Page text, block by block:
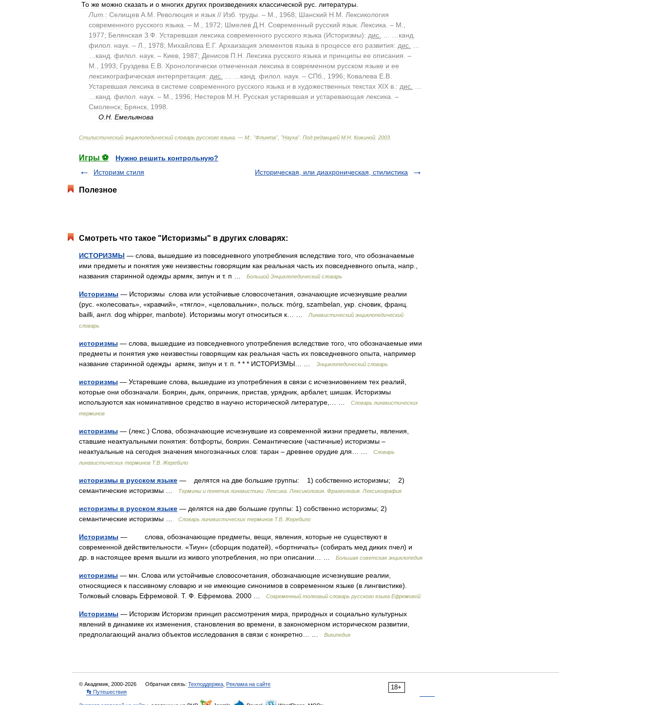
То же можно сказать и о многих других произведениях классической рус литературы
Лит : Селищев А М Революция и язык // Изб труды . – М 1968; Шанский Н М
Лексикология
современного русского языка . – М 1972; Шмелев Д Н Современный русский язык Лексика . – М
1977; Белянская З Ф Устаревшая лексика современного русского языка (Историзмы): дис канд
филол наук . – Л 1978; Михайлова Е Г. Архаизация элементов языка в процессе его развития: дис
канд филол наук . – Киев 1987; Денисов П Н Лексика русского языка и принципы ее описания . –
М
1993; Груздева Е В Хронологически отмеченная лексика в современном русском языке и ее
лексикографическая интерпретация: дис канд филол наук . – СПб 1996; Ковалева Е В
Устаревшая лексика в системе современного русского языка и в художественных текстах XIX в : дис
канд филол наук . – М 1996; Нестеров М Н Русская устаревшая и устаревающая лексика . –
Смоленск; Брянск 1998
О Н Емельянова
Стилистический энциклопедический словарь русского языка . — М: . "Флинта", "Наука". Под редакцией М Н Кожиной 2003
Игры ⚽
Нужно решить контрольную?
Историзм стиля
Историческая, или диахроническая, стилистика
Полезное
Смотреть что такое "Историзмы" в других словарях:
ИСТОРИЗМЫ — слова, вышедшие из повседневного употребления вследствие того, что обозначаемые
ими предметы и понятия уже неизвестны говорящим как реальная часть их повседневного опыта, напр.,
названия старинной одежды армяк, зипун и т. п …
Большой Энциклопедический словарь
Историзмы — Историзмы слова или устойчивые словосочетания, означающие исчезнувшие реалии
(рус. «колесовать», «кравчий», «тягло», «целовальник», польск. mórg, szambelan, укр. січовик, франц.
bailli, англ. dog whipper, manbote). Историзмы могут относиться к… …
Лингвистический энциклопедический
словарь
историзмы — слова, вышедшие из повседневного употребления вследствие того, что обозначаемые ими
предметы и понятия уже неизвестны говорящим как реальная часть их повседневного опыта, например
название старинной одежды армяк, зипун и т. п. * * * ИСТОРИЗМЫ… …
Энциклопедический словарь
историзмы — Устаревшие слова, вышедшие из употребления в связи с исчезниовением тех реалий,
которые они обозначали. Боярин, дьяк, опричник, пристав, урядник, арбалет, шишак. Историзмы
используются как номинативное средство в научно исторической литературе,… …
Словарь лингвистических
терминов
историзмы — (лекс.) Слова, обозначающие исчезнувшие из современной жизни предметы, явления,
ставшие неактуальными понятия: ботфорты, боярин. Семантические (частичные) историзмы –
неактуальные на сегодня значения многозначных слов: таран – древнее орудие для… …
Словарь
лингвистических терминов Т.В. Жеребило
историзмы в русском языке — делятся на две большие группы: 1) собственно историзмы; 2)
семантические историзмы …
Термины и понятия лингвистики: Лексика. Лексикология. Фразеология. Лексикография
историзмы в русском языке — делятся на две большие группы: 1) собственно историзмы; 2)
семантические историзмы …
Словарь лингвистических терминов Т.В. Жеребило
Историзмы — слова, обозначающие предметы, вещи, явления, которые не существуют в
современной действительности. «Тиун» (сборщик податей), «бортничать» (собирать мед диких пчел) и
др. в настоящее время вышли из живого употребления, но при описании… …
Большая советская энциклопедия
историзмы — мн. Слова или устойчивые словосочетания, обозначающие исчезнувшие реалии,
относящиеся к пассивному словарю и не имеющие синонимов в современном языке (в лингвистике).
Толковый словарь Ефремовой. Т. Ф. Ефремова. 2000 …
Современный толковый словарь русского языка Ефремовой
Историзмы — Историзм Историзм принцип рассмотрения мира, природных и социально культурных
явлений в динамике их изменения, становления во времени, в закономерном историческом развитии,
предполагающий анализ объектов исследования в связи с конкретно… …
Википедия
18+
© Академик, 2000-2026 Обратная связь: Техподдержка Реклама на сайте
👣 Путешествия